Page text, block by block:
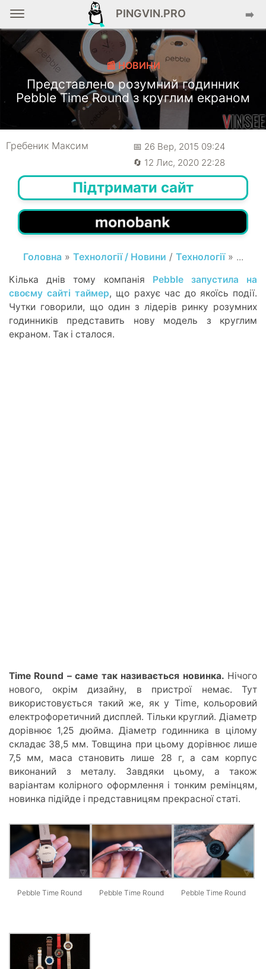
PINGVIN.PRO ➡️
📰 НОВИНИ
Представлено розумний годинник
Pebble Time Round з круглим екраном
Гребеник Максим
📅 26 Вер, 2015 09:24
🔄 12 Лис, 2020 22:28
Підтримати сайт
Головна» Технології / Новини / Технології» ...
Кілька днів тому компанія Pebble запустила на
своєму сайті таймер, що рахує час до якоїсь події.
Чутки говорили, що один з лідерів ринку розумних
годинників представить нову модель з круглим
екраном. Так і сталося.
Time Round – саме так називається новинка. Нічого
нового, окрім дизайну, в пристрої немає. Тут
використовується такий же, як у Time, кольоровий
електрофоретичний дисплей. Тільки круглий. Діаметр
дорівнює 1,25 дюйма. Діаметр годинника в цілому
складає 38,5 мм. Товщина при цьому дорівнює лише
7,5 мм, маса становить лише 28 г, а сам корпус
виконаний з металу. Завдяки цьому, а також
варіантам колірного оформлення і тонким ремінцям,
новинка підійде і представницям прекрасної статі.
Pebble Time Round Pebble Time Round Pebble Time Round